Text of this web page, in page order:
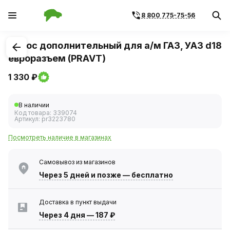
8 800 775-75-56
1/1
Насос дополнительный для а/м ГАЗ, УАЗ d18
евроразъем (PRAVT)
1 330 ₽
В наличии
Код товара: 339074
Артикул: pr3223780
Посмотреть наличие в магазинах
Самовывоз из магазинов
Через 5 дней и позже — бесплатно
Доставка в пункт выдачи
Через 4 дня —187 ₽